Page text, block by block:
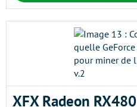
XFX Radeon